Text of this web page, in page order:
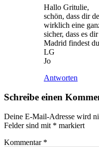
Hallo Gritulie,
schön, dass dir
wirklich eine
sicher, dass es
Madrid findest
LG
Jo
Antworten
Schreibe einen
Deine E-Mail-Adresse wird
Felder sind mit * markiert
Kommentar *